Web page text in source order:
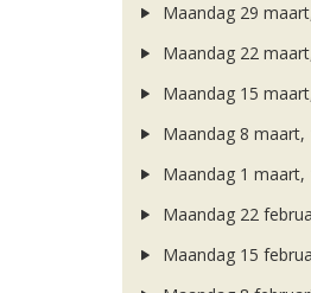
Maandag 29
Maandag 22
Maandag 15
Maandag 8 maart,
Maandag 1 maart,
Maandag 22
Maandag 15